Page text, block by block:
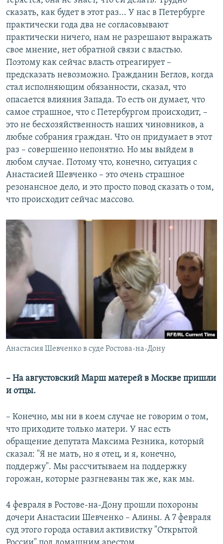
сказать, как будет в этот раз... У нас в Петербурге
практически года два не согласовывают
практически ничего, нам не разрешают выражать
свое мнение, нет обратной связи с властью.
Поэтому как сейчас власть отреагирует –
предсказать невозможно. Гражданин Беглов, когда
стал исполняющим обязанности, сказал, что
опасается влияния Запада. То есть он думает, что
самое страшное, что с Петербургом происходит, –
это не бесхозяйственность наших чиновников, а
любые собрания граждан. Что он придумает в этот
раз – совершенно непонятно. Но мы выйдем в
любом случае. Потому что, конечно, ситуация с
Анастасией Шевченко – это очень страшное
резонансное дело, и это просто повод сказать о том,
что происходит сейчас массово.
Анастасия Шевченко в суде Ростова-на-Дону
– На августовский Марш матерей в Москве пришли
и отцы.
– Конечно, мы ни в коем случае не говорим о том,
что приходите только матери. У нас есть
обращение депутата Максима Резника, который
сказал: "Я не мать, но я отец, и я, конечно,
поддержу". Мы рассчитываем на поддержку
горожан, которые разгневаны так же, как мы.
​4 февраля в Ростове-на-Дону прошли похороны
дочери Анастасии Шевченко – Алины. А 7 февраля
суд этого города оставил активистку "Открытой